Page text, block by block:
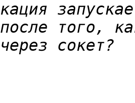
того,